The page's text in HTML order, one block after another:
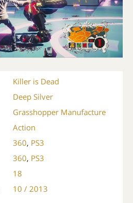
Killer is Dead
Deep Silver
Grasshopper Manufacture
Action
360, PS3
360, PS3
18
10 / 2013